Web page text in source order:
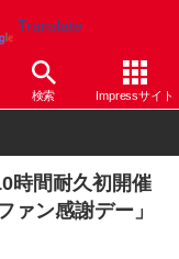
Translate
検索 Impressサイト
鈴鹿サーキット
時間耐久初開催
ァン感謝デー」